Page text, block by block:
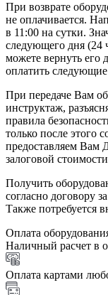
При возврате
не оплачивается.
в 11:00 на сутки.
следующего дня (24
можете вернуть его
оплатить
При передаче Вам
инструктаж,
правила
только после этого
предоставляем Вам
залоговой
Получить
согласно договору
Также потребуется
Оплата
Наличный расчет в
Оплата картами